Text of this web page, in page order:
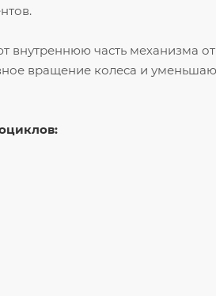
внутреннюю часть механизма
вращение колеса и